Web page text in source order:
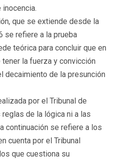
que se extiende desde la
se refiere a la prueba
teórica para concluir que en
la fuerza y convicción
decaimiento de la presunción
por el Tribunal de
de la lógica ni a las
continuación se refiere a los
cuenta por el Tribunal
que cuestiona su